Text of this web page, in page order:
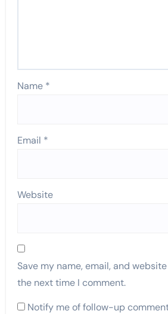
Name *
Email *
Website
Save my name, email, and
the next time I comment.
Notify me of follow-up